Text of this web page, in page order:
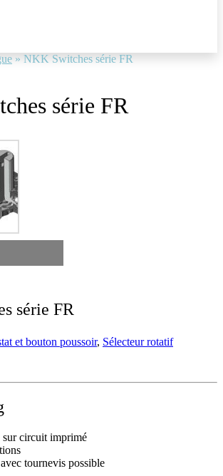
» NKK Switches série FR
série FR
série FR
et bouton poussoir, Sélecteur rotatif
sur circuit imprimé
tournevis possible